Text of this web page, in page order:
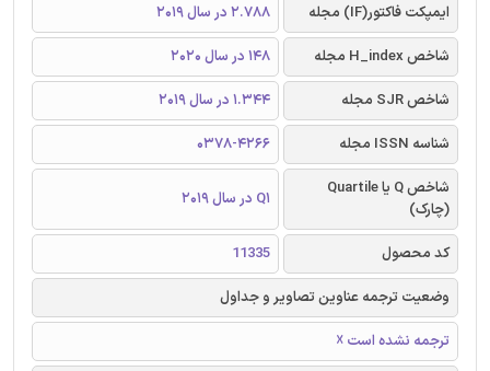
ایمپکت فاکتور(IF) مجله
2.788 در سال 2019
شاخص H_index مجله
148 در سال 2020
شاخص SJR مجله
1.344 در سال 2019
شناسه ISSN مجله
0378-4266
شاخص Q یا Quartile
(چارک)
Q1 در سال 2019
کد محصول
11335
وضعیت ترجمه عناوین تصاویر و جداول
ترجمه نشده است ☓